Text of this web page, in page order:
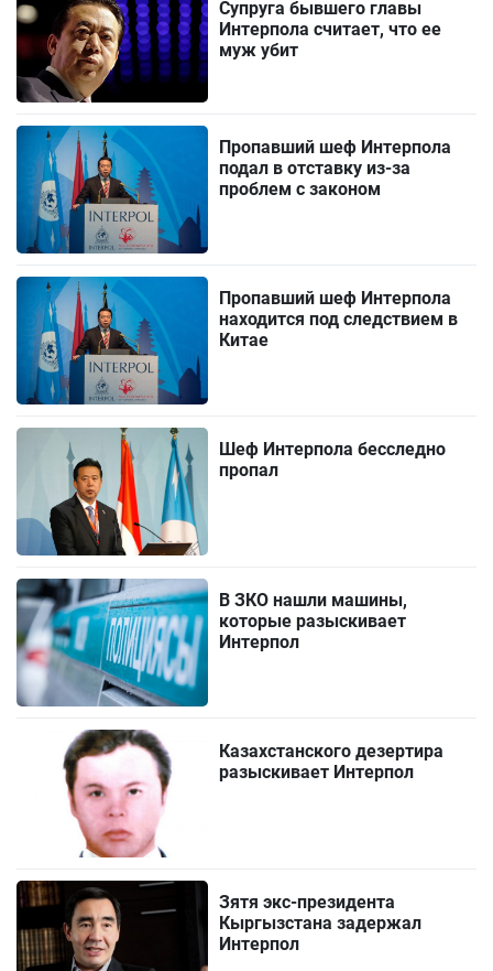
Супруга бывшего главы
Интерпола считает, что ее
муж убит
Пропавший шеф Интерпола
подал в отставку из-за
проблем с законом
Пропавший шеф Интерпола
находится под следствием в
Китае
Шеф Интерпола бесследно
пропал
В ЗКО нашли машины,
которые разыскивает
Интерпол
Казахстанского дезертира
разыскивает Интерпол
Зятя экс-президента
Кыргызстана задержал
Интерпол